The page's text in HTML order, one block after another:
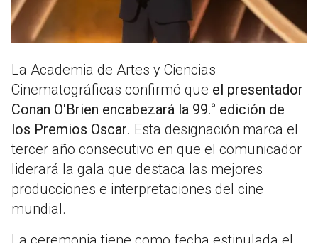
La Academia de Artes y Ciencias
Cinematográficas confirmó que el presentador
Conan O'Brien encabezará la 99.° edición de
los Premios Oscar. Esta designación marca el
tercer año consecutivo en que el comunicador
liderará la gala que destaca las mejores
producciones e interpretaciones del cine
mundial.